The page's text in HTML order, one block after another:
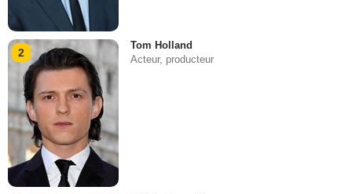
2
Tom Holland
Acteur, producteur